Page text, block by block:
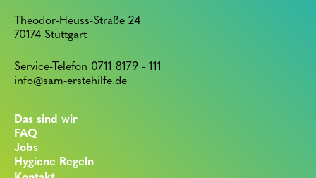
Theodor-Heuss-Straße 24
70174 Stuttgart
Service-Telefon 0711 8179 - 111
info@sam-erstehilfe.de
Das sind wir
FAQ
Jobs
Hygiene Regeln